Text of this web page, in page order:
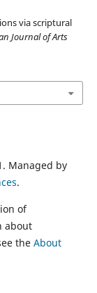
via scriptural
Journal of Arts
Managed by
.
of
about
the About